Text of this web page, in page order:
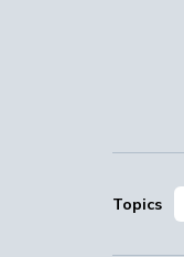
Topics